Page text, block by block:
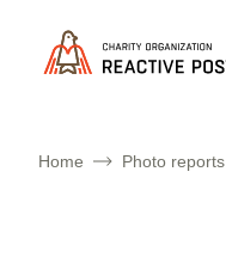
Home Photo reports